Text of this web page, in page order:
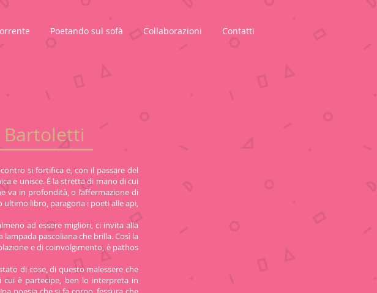
Poetando sul sofà Collaborazioni Contatti
Bartoletti
si fortifica e, con il passare del
e unisce. È la stretta di mano di cui
va in profondità, o l’affermazione di
ultimo libro, paragona i poeti alle api,
ad essere migliori, ci invita alla
pascoliana che brilla. Così la
e di coinvolgimento, è pathos
di cose, di questo malessere che
è partecipe, ben lo interpreta in